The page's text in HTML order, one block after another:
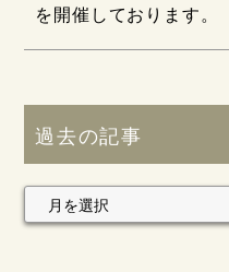
を開催しております。
過去の記事